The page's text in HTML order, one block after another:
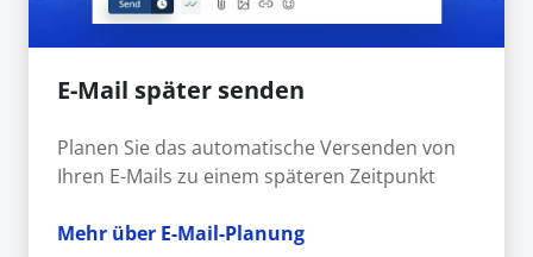
E-Mail später senden
Planen Sie das automatische Versenden von
Ihren E-Mails zu einem späteren Zeitpunkt
Mehr über E-Mail-Planung